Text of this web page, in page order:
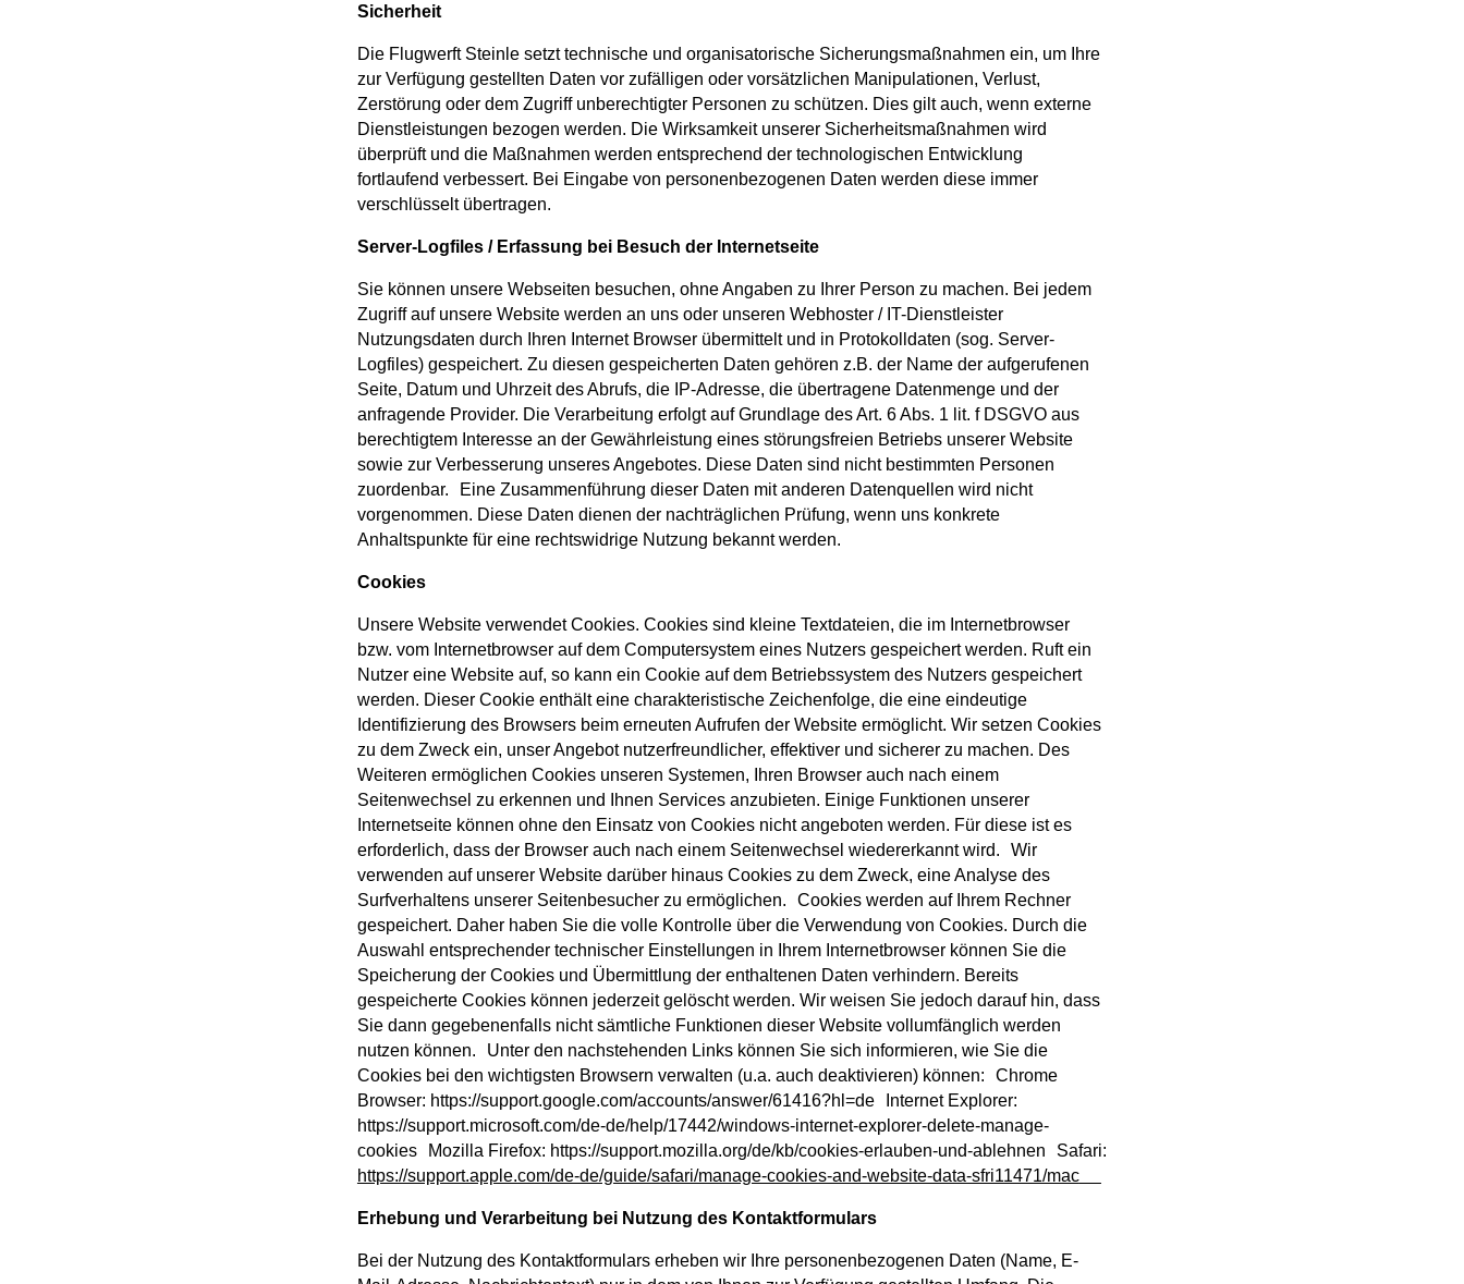
Sicherheit
Die Flugwerft Steinle setzt technische und organisatorische Sicherungsmaßnahmen ein, um Ihre
zur Verfügung gestellten Daten vor zufälligen oder vorsätzlichen Manipulationen, Verlust,
Zerstörung oder dem Zugriff unberechtigter Personen zu schützen. Dies gilt auch, wenn externe
Dienstleistungen bezogen werden. Die Wirksamkeit unserer Sicherheitsmaßnahmen wird
überprüft und die Maßnahmen werden entsprechend der technologischen Entwicklung
fortlaufend verbessert. Bei Eingabe von personenbezogenen Daten werden diese immer
verschlüsselt übertragen.
Server-Logfiles / Erfassung bei Besuch der Internetseite
Sie können unsere Webseiten besuchen, ohne Angaben zu Ihrer Person zu machen. Bei jedem
Zugriff auf unsere Website werden an uns oder unseren Webhoster / IT-Dienstleister
Nutzungsdaten durch Ihren Internet Browser übermittelt und in Protokolldaten (sog. Server-
Logfiles) gespeichert. Zu diesen gespeicherten Daten gehören z.B. der Name der aufgerufenen
Seite, Datum und Uhrzeit des Abrufs, die IP-Adresse, die übertragene Datenmenge und der
anfragende Provider. Die Verarbeitung erfolgt auf Grundlage des Art. 6 Abs. 1 lit. f DSGVO aus
berechtigtem Interesse an der Gewährleistung eines störungsfreien Betriebs unserer Website
sowie zur Verbesserung unseres Angebotes. Diese Daten sind nicht bestimmten Personen
zuordenbar. Eine Zusammenführung dieser Daten mit anderen Datenquellen wird nicht
vorgenommen. Diese Daten dienen der nachträglichen Prüfung, wenn uns konkrete
Anhaltspunkte für eine rechtswidrige Nutzung bekannt werden.
Cookies
Unsere Website verwendet Cookies. Cookies sind kleine Textdateien, die im Internetbrowser
bzw. vom Internetbrowser auf dem Computersystem eines Nutzers gespeichert werden. Ruft ein
Nutzer eine Website auf, so kann ein Cookie auf dem Betriebssystem des Nutzers gespeichert
werden. Dieser Cookie enthält eine charakteristische Zeichenfolge, die eine eindeutige
Identifizierung des Browsers beim erneuten Aufrufen der Website ermöglicht. Wir setzen Cookies
zu dem Zweck ein, unser Angebot nutzerfreundlicher, effektiver und sicherer zu machen. Des
Weiteren ermöglichen Cookies unseren Systemen, Ihren Browser auch nach einem
Seitenwechsel zu erkennen und Ihnen Services anzubieten. Einige Funktionen unserer
Internetseite können ohne den Einsatz von Cookies nicht angeboten werden. Für diese ist es
erforderlich, dass der Browser auch nach einem Seitenwechsel wiedererkannt wird. Wir
verwenden auf unserer Website darüber hinaus Cookies zu dem Zweck, eine Analyse des
Surfverhaltens unserer Seitenbesucher zu ermöglichen. Cookies werden auf Ihrem Rechner
gespeichert. Daher haben Sie die volle Kontrolle über die Verwendung von Cookies. Durch die
Auswahl entsprechender technischer Einstellungen in Ihrem Internetbrowser können Sie die
Speicherung der Cookies und Übermittlung der enthaltenen Daten verhindern. Bereits
gespeicherte Cookies können jederzeit gelöscht werden. Wir weisen Sie jedoch darauf hin, dass
Sie dann gegebenenfalls nicht sämtliche Funktionen dieser Website vollumfänglich werden
nutzen können. Unter den nachstehenden Links können Sie sich informieren, wie Sie die
Cookies bei den wichtigsten Browsern verwalten (u.a. auch deaktivieren) können: Chrome
Browser: https://support.google.com/accounts/answer/61416?hl=de Internet Explorer:
https://support.microsoft.com/de-de/help/17442/windows-internet-explorer-delete-manage-
cookies Mozilla Firefox: https://support.mozilla.org/de/kb/cookies-erlauben-und-ablehnen Safari:
https://support.apple.com/de-de/guide/safari/manage-cookies-and-website-data-sfri11471/mac
Erhebung und Verarbeitung bei Nutzung des Kontaktformulars
Bei der Nutzung des Kontaktformulars erheben wir Ihre personenbezogenen Daten (Name, E-